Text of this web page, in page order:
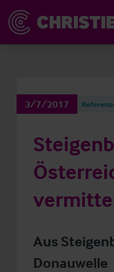
3/7/2017
Aus
Donauwelle